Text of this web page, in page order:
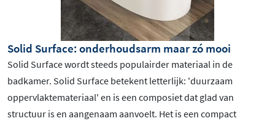
Solid Surface: onderhoudsarm maar zó mooi
Solid Surface wordt steeds populairder materiaal in de
badkamer. Solid Surface betekent letterlijk: 'duurzaam
oppervlaktemateriaal' en is een composiet dat glad van
structuur is en aangenaam aanvoelt. Het is een compact